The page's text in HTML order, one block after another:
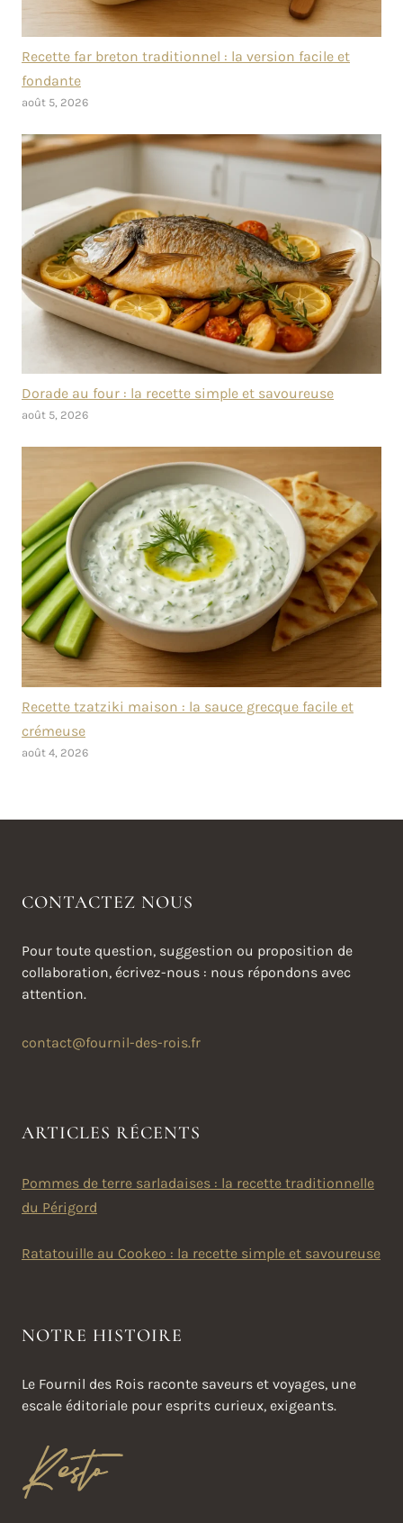
Recette far breton traditionnel : la version facile et
fondante
août 5, 2026
Dorade au four : la recette simple et savoureuse
août 5, 2026
Recette tzatziki maison : la sauce grecque facile et
crémeuse
août 4, 2026
CONTACTEZ NOUS
Pour toute question, suggestion ou proposition de
collaboration, écrivez-nous : nous répondons avec
attention.
contact@fournil-des-rois.fr
ARTICLES RÉCENTS
Pommes de terre sarladaises : la recette traditionnelle
du Périgord
Ratatouille au Cookeo : la recette simple et savoureuse
NOTRE HISTOIRE
Le Fournil des Rois raconte saveurs et voyages, une
escale éditoriale pour esprits curieux, exigeants.